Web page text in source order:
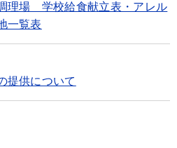
理場 学校給食献立表・アレル
一覧表
提供について